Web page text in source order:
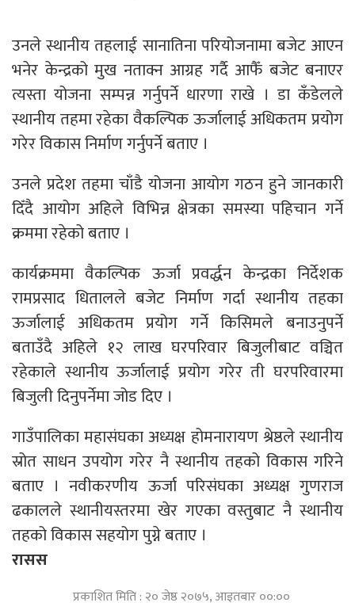
उनले स्थानीय तहलाई सानातिना परियोजनामा बजेट आएन
भनेर केन्द्रको मुख नताक्न आग्रह गर्दै आफैँ बजेट बनाएर
त्यस्ता योजना सम्पन्न गर्नुपर्ने धारणा राखे । डा कँडेलले
स्थानीय तहमा रहेका वैकल्पिक ऊर्जालाई अधिकतम प्रयोग
गरेर विकास निर्माण गर्नुपर्ने बताए ।
उनले प्रदेश तहमा चाँडै योजना आयोग गठन हुने जानकारी
दिँदै आयोग अहिले विभिन्न क्षेत्रका समस्या पहिचान गर्ने
क्रममा रहेको बताए ।
कार्यक्रममा वैकल्पिक ऊर्जा प्रवर्द्धन केन्द्रका निर्देशक
रामप्रसाद धितालले बजेट निर्माण गर्दा स्थानीय तहका
ऊर्जालाई अधिकतम प्रयोग गर्ने किसिमले बनाउनुपर्ने
बताउँदै अहिले १२ लाख घरपरिवार बिजुलीबाट वञ्चित
रहेकाले स्थानीय ऊर्जालाई प्रयोग गरेर ती घरपरिवारमा
बिजुली दिनुपर्नेमा जोड दिए ।
गाउँपालिका महासंघका अध्यक्ष होमनारायण श्रेष्ठले स्थानीय
स्रोत साधन उपयोग गरेर नै स्थानीय तहको विकास गरिने
बताए । नवीकरणीय ऊर्जा परिसंघका अध्यक्ष गुणराज
ढकालले स्थानीयस्तरमा खेर गएका वस्तुबाट नै स्थानीय
तहको विकास सहयोग पुग्ने बताए ।
रासस
प्रकाशित मिति : २० जेष्ठ २०७५, आइतबार ००:००